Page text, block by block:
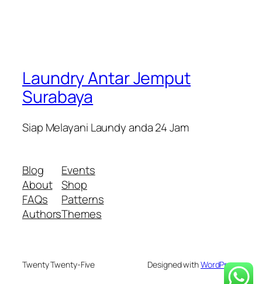
Laundry Antar Jemput
Surabaya
Siap Melayani Laundy anda 24 Jam
Blog
About
FAQs
Authors
Events
Shop
Patterns
Themes
Twenty Twenty-Five Designed withWordPress